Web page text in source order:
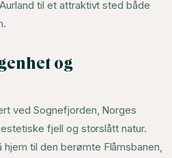
til et attraktivt sted både
og
ved Sognefjorden, Norges
fjell og storslått natur.
til den berømte Flåmsbanen,